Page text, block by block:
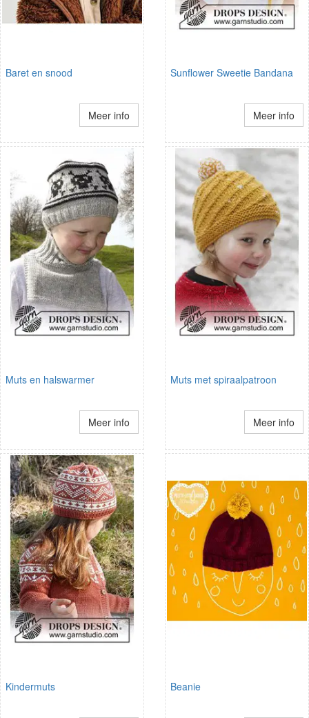
Baret en snood
Meer info
Sunflower Sweetie Bandana
Meer info
Muts en halswarmer
Meer info
Muts met spiraalpatroon
Meer info
Kindermuts Beanie